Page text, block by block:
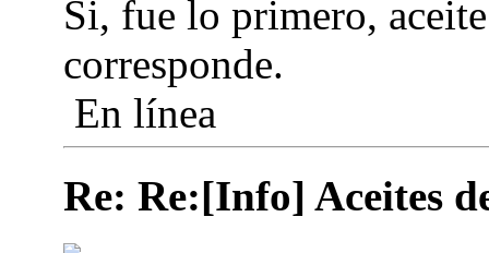
Si, fue lo primero,
corresponde.
En línea
Re: Re:[Info] Aceites